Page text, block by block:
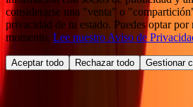
considerarse una "venta" o
privacidad de tu estado. Puedes optar
momento. Lee nuestro Aviso de
Aceptar todo Rechazar todo Gestionar